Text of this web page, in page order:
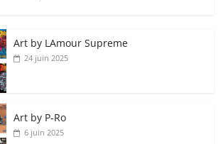
Art by LAmour Supreme
24 juin 2025
Art by P‑Ro
6 juin 2025